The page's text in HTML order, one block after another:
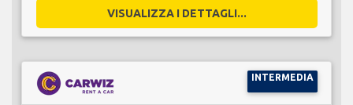
VISUALIZZA I DETTAGLI...
INTERMEDIA